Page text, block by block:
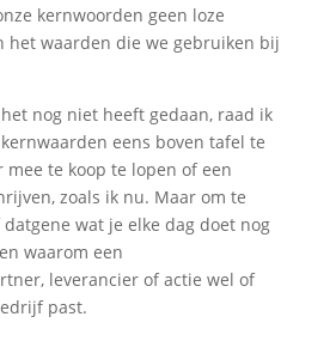
kernwoorden geen loze
het waarden die we gebruiken bij
nog niet heeft gedaan, raad ik
eens boven tafel te
te koop te lopen of een
zoals ik nu. Maar om te
wat je elke dag doet nog
waarom een
leverancier of actie wel of
past.